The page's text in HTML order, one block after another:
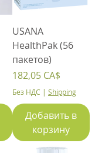
USANA
HealthPak (56
пакетов)
Цена
182,05 CA$
Без НДС | Shipping
Добавить в
корзину